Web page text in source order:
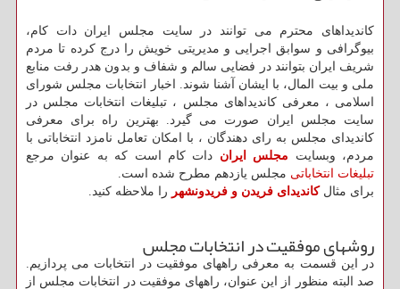
كاندیداهای محترم می توانند در سایت مجلس ایران دات كام،
بیوگرافی و سوابق اجرایی و مدیریتی خویش را درج كرده تا مردم
شریف ایران بتوانند در فضایی سالم و شفاف و بدون هدر رفت منابع
ملی و بیت المال، با ایشان آشنا شوند. اخبار انتخابات مجلس شورای
اسلامی ، معرفی كاندیداهای مجلس ، تبلیغات انتخابات مجلس در
سایت مجلس ایران صورت می گیرد. بهترین راه برای معرفی
كاندیدای مجلس به رای دهندگان ، با امكان تعامل نامزد انتخاباتی با
مردم، وبسایت مجلس ایران دات کام است که به عنوان مرجع
تبلیغات انتخاباتی مجلس یازدهم مطرح شده است.
برای مثالکاندیدای فریدن و فریدونشهر را ملاحظه کنید.
روشهای موفقیت در انتخابات مجلس
در این قسمت به معرفی راههای موفقیت در انتخابات می پردازیم.
صد البته منظور از این عنوان، راههای موفقیت در انتخابات مجلس از